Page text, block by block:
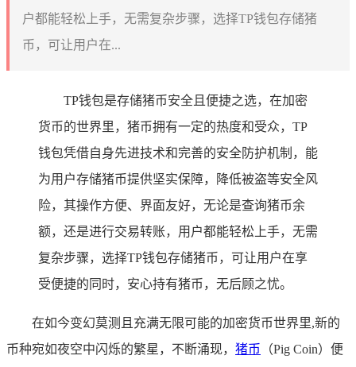
户都能轻松上手，无需复杂步骤，选择TP钱包存储猪
币，可让用户在...
TP钱包是存储猪币安全且便捷之选，在加密
货币的世界里，猪币拥有一定的热度和受众，TP
钱包凭借自身先进技术和完善的安全防护机制，能
为用户存储猪币提供坚实保障，降低被盗等安全风
险，其操作方便、界面友好，无论是查询猪币余
额，还是进行交易转账，用户都能轻松上手，无需
复杂步骤，选择TP钱包存储猪币，可让用户在享
受便捷的同时，安心持有猪币，无后顾之忧。
在如今变幻莫测且充满无限可能的加密货币世界里,新的
币种宛如夜空中闪烁的繁星，不断涌现， 猪币
（Pig Coin）便